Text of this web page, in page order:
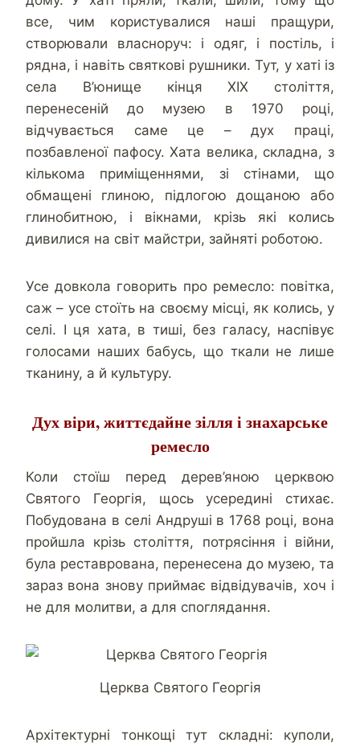
все, чим користувалися наші пращури,
створювали власноруч: і одяг, і постіль, і
рядна, і навіть святкові рушники. Тут, у хаті із
села В’юнище кінця XIX століття,
перенесеній до музею в 1970 році,
відчувається саме це – дух праці,
позбавленої пафосу. Хата велика, складна, з
кількома приміщеннями, зі стінами, що
обмащені глиною, підлогою дощаною або
глинобитною, і вікнами, крізь які колись
дивилися на світ майстри, зайняті роботою.
Усе довкола говорить про ремесло: повітка,
саж – усе стоїть на своєму місці, як колись, у
селі. І ця хата, в тиші, без галасу, наспівує
голосами наших бабусь, що ткали не лише
тканину, а й культуру.
Дух віри, життєдайне зілля і знахарське
ремесло
Коли стоїш перед дерев’яною церквою
Святого Георгія, щось усередині стихає.
Побудована в селі Андруші в 1768 році, вона
пройшла крізь століття, потрясіння і війни,
була реставрована, перенесена до музею, та
зараз вона знову приймає відвідувачів, хоч і
не для молитви, а для споглядання.
Церква Святого Георгія
Архітектурні тонкощі тут складні: куполи,